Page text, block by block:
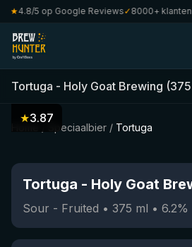
4.8/5 op Google Reviews✓8000+ klanten
Tortuga - Holy Goat Brewing (375
Speciaalbier / Tortuga
★3.87
Tortuga - Holy Goat
Sour - Fruited • 375 ml • 6.2%